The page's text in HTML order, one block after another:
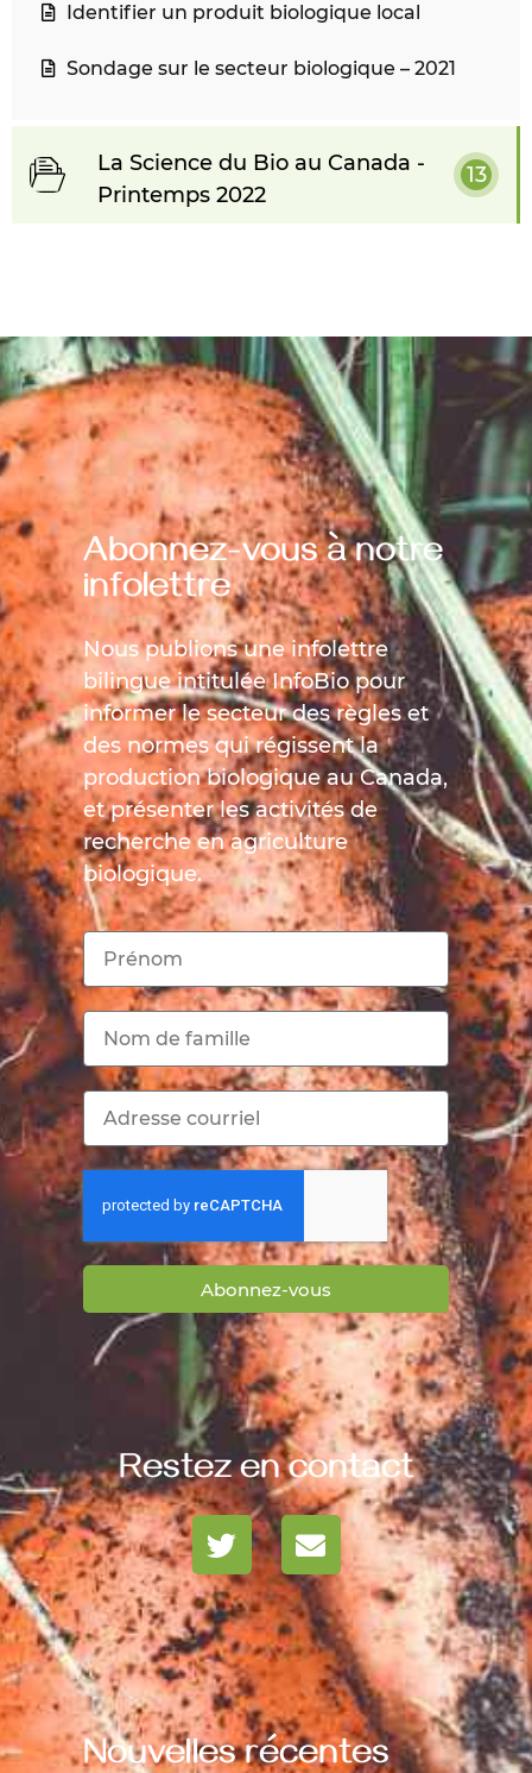
Identifier un produit biologique local
Sondage sur le secteur biologique – 2021
La Science du Bio au Canada -
Printemps 2022
13
Abonnez-vous à notre
infolettre
Nous publions une infolettre
bilingue intitulée InfoBio pour
informer le secteur des règles et
des normes qui régissent la
production biologique au Canada,
et présenter les activités de
recherche en agriculture
biologique.
Abonnez-vous
Restez en contact
Nouvelles récentes